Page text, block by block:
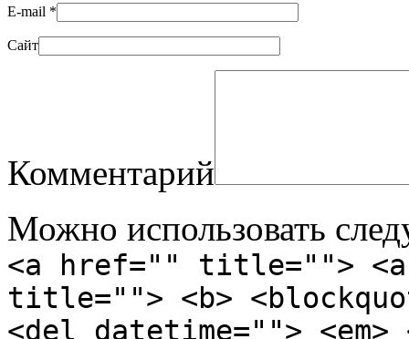
E-mail *
Сайт
Комментарий
Можно использовать
<a href="" title="">
title=""> <b>
<del datetime="">